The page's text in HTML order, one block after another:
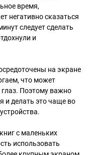
время,
негативно сказаться
следует сделать
и
на экране
что может
глаз. Поэтому важно
и делать это чаще во
с маленьких
использовать